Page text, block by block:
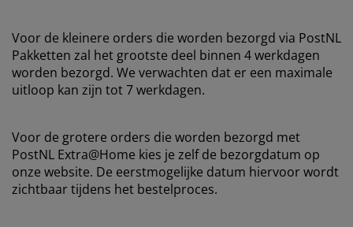
Voor de kleinere orders die worden bezorgd via PostNL
Pakketten zal het grootste deel binnen 4 werkdagen
worden bezorgd. We verwachten dat er een maximale
uitloop kan zijn tot 7 werkdagen.
Voor de grotere orders die worden bezorgd met
PostNL Extra@Home kies je zelf de bezorgdatum op
onze website. De eerstmogelijke datum hiervoor wordt
zichtbaar tijdens het bestelproces.